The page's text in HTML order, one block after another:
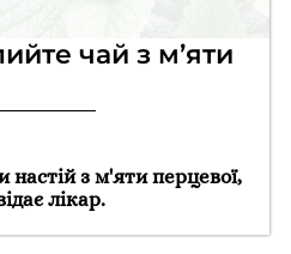
чай з м’яти
з м'яти перцевої,
лікар.